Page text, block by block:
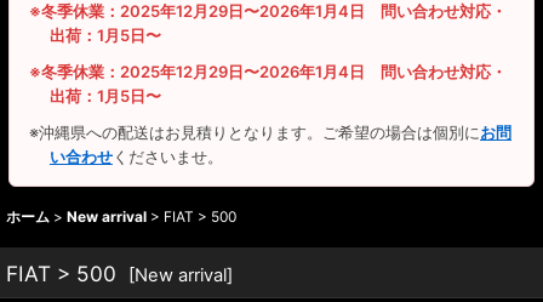
※冬季休業：2025年12月29日〜2026年1月4日 問い合わせ対応・
出荷：1月5日〜
※冬季休業：2025年12月29日〜2026年1月4日 問い合わせ対応・
出荷：1月5日〜
※沖縄県への配送はお見積りとなります。ご希望の場合は個別にお問
い合わせくださいませ。
ホーム > New arrival > FIAT > 500
FIAT > 500 [New arrival]